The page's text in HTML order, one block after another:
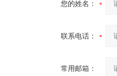
您的姓名：
联系电话：
常用邮箱：